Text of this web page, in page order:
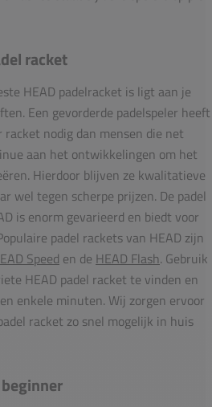
racket
HEAD padelracket is ligt aan je
Een gevorderde padelspeler heeft
nodig dan mensen die net
aan het ontwikkelingen om het
Hierdoor blijven ze kwalitatieve
wel tegen scherpe prijzen. De padel
is enorm gevarieerd en biedt voor
padel rackets van HEAD zijn
Speed en de HEAD Flash. Gebruik
HEAD padel racket te vinden en
enkele minuten. Wij zorgen ervoor
racket zo snel mogelijk in huis